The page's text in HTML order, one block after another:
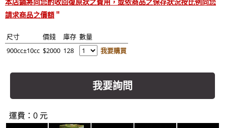
本店鋪將向您酌收回復原狀之費用，或依商品之保存狀況按比例向您
請求商品之價額 ＂
尺寸 價錢 庫存 數量
900cc±10cc $2000 128 我要購買
我要詢問
運費：0 元